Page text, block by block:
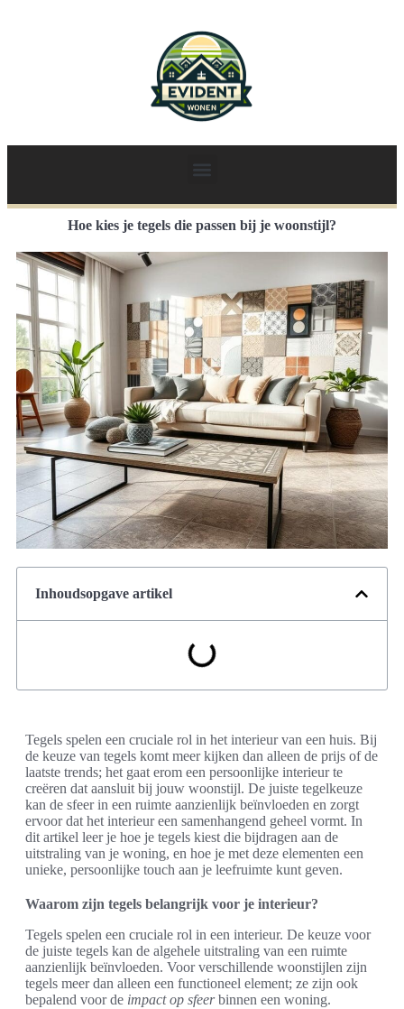
Hoe kies je tegels die passen bij je woonstijl?
Inhoudsopgave artikel
Tegels spelen een cruciale rol in het interieur van een huis. Bij
de keuze van tegels komt meer kijken dan alleen de prijs of de
laatste trends; het gaat erom een persoonlijke interieur te
creëren dat aansluit bij jouw woonstijl. De juiste tegelkeuze
kan de sfeer in een ruimte aanzienlijk beïnvloeden en zorgt
ervoor dat het interieur een samenhangend geheel vormt. In
dit artikel leer je hoe je tegels kiest die bijdragen aan de
uitstraling van je woning, en hoe je met deze elementen een
unieke, persoonlijke touch aan je leefruimte kunt geven.
Waarom zijn tegels belangrijk voor je interieur?
Tegels spelen een cruciale rol in een interieur. De keuze voor
de juiste tegels kan de algehele uitstraling van een ruimte
aanzienlijk beïnvloeden. Voor verschillende woonstijlen zijn
tegels meer dan alleen een functioneel element; ze zijn ook
bepalend voor de impact op sfeerbinnen een woning.